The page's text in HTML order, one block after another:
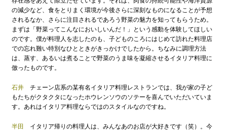
の減少など、食をとりまく環境が今後さらに深刻なものになることが予想
されるなか、さらに注目されるであろう野菜の魅力を知ってもらうため。
まずは「野菜ってこんなにおいしいんだ！」という感動を体験してほしい
のです。僕が料理人を志したのも、子どものころにはじめて訪れた料理店
での忘れ難い特別なひとときがきっかけでしたから。ちなみに調理方法
は、蒸す、あるいは煮ることで野菜のうま味を凝縮させるイタリア料理に
倣ったものです。
石井チェーン店系の某有名イタリア料理レストランでは、我が家の子ど
もたちがクタクタになったホウレンソウのソテーを喜んでいただいていま
す。あれはイタリア料理ならではのスタイルなのですね。
半田
イタリア帰りの料理人は、みんなあのお店が大好きです（笑）。今